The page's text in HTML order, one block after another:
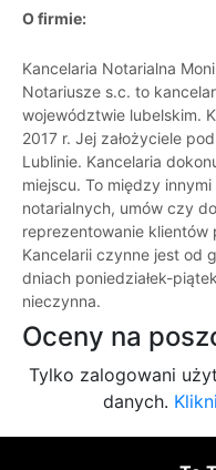
O firmie:
Kancelaria Notarialna
Notariusze s.c. to
województwie lubelskim.
2017 r. Jej założyciele
Lublinie. Kancelaria
miejscu. To między
notarialnych, umów czy
reprezentowanie klientów
Kancelarii czynne jest od
dniach poniedziałek-
nieczynna.
Oceny na
Tylko zalogowani
danych.